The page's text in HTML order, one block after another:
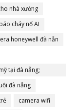
nhà xưởng
cháy nổ AI
honeywell đà nẵn
tại đà nẵng;
đà nẵng
camera wifi